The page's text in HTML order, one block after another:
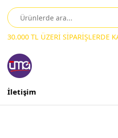
30.000 TL ÜZERİ SİPARİŞLERDE
İletişim